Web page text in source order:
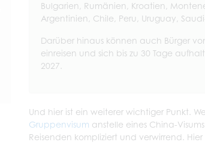
Bulgarien, Rumänien, Kroatien,
Argentinien, Chile, Peru, Uruguay,
Darüber hinaus können auch Bürger
einreisen und sich bis zu 30 Tage
2027.
Und hier ist ein weiterer wichtiger Punkt.
Gruppenvisum anstelle eines China-
Reisenden kompliziert und verwirrend.